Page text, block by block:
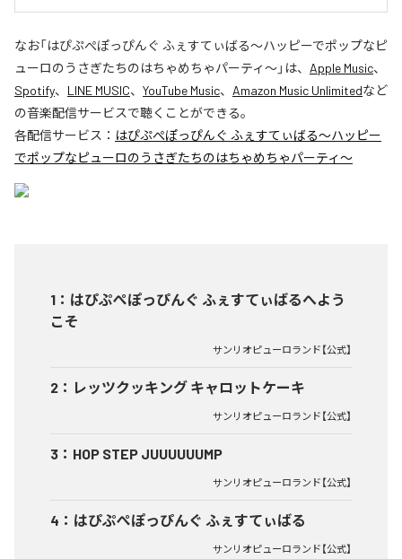
なお「はぴぷぺぽっぴんぐ ふぇすてぃばる～ハッピーでポップなピ
ューロのうさぎたちのはちゃめちゃパーティ～」は、 Apple Music、
Spotify、 LINE MUSIC、 YouTube Music、 Amazon Music Unlimitedなど
の音楽配信サービスで聴くことができる。
各配信サービス： はぴぷぺぽっぴんぐ ふぇすてぃばる～ハッピー
でポップなピューロのうさぎたちのはちゃめちゃパーティ～
1 ： はぴぷぺぽっぴんぐ ふぇすてぃばるへよう
こそ
サンリオピューロランド【公式】
2 ： レッツクッキング キャロットケーキ
サンリオピューロランド【公式】
3 ： HOP STEP JUUUUUUMP
サンリオピューロランド【公式】
4 ： はぴぷぺぽっぴんぐ ふぇすてぃばる
サンリオピューロランド【公式】